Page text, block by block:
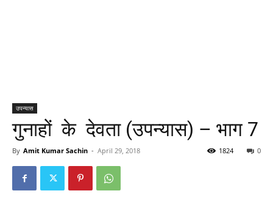
उपन्यास
गुनाहों के देवता (उपन्यास) – भाग 7
By Amit Kumar Sachin - April 29, 2018 0
1824